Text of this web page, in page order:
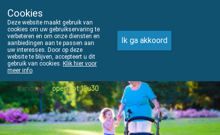
011610303
Vandaag open tot 18u30
Cookies
Deze website maakt gebruik van
cookies om uw gebruikservaring te
verbeteren en om onze diensten en
aanbiedingen aan te passen aan
uw interesses. Door op deze
website te blijven, accepteert u dit
gebruik van cookies. Klik hier voor
meer info.
Ik ga akkoord